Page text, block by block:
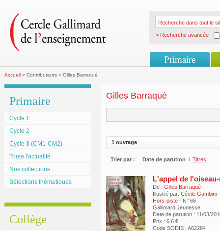
> Recherche avancée
Primaire
Accueil > Contributeurs > Gilles Barraqué
Primaire
Cycle 1
Cycle 2
Cycle 3 (CM1-CM2)
Toute l'actualité
Nos collections
Sélections thématiques
Collège
Gilles Barraqué
1 ouvrage
Trier par : Date de parution l Titres
L'appel de
De : Gilles Barraqué
Illustré par: Cécile Gambini
Hors-piste - N° 66
Gallimard Jeunesse
Date de parution : 11/03/
Prix : 6.6 €
Code SODIS : A62284